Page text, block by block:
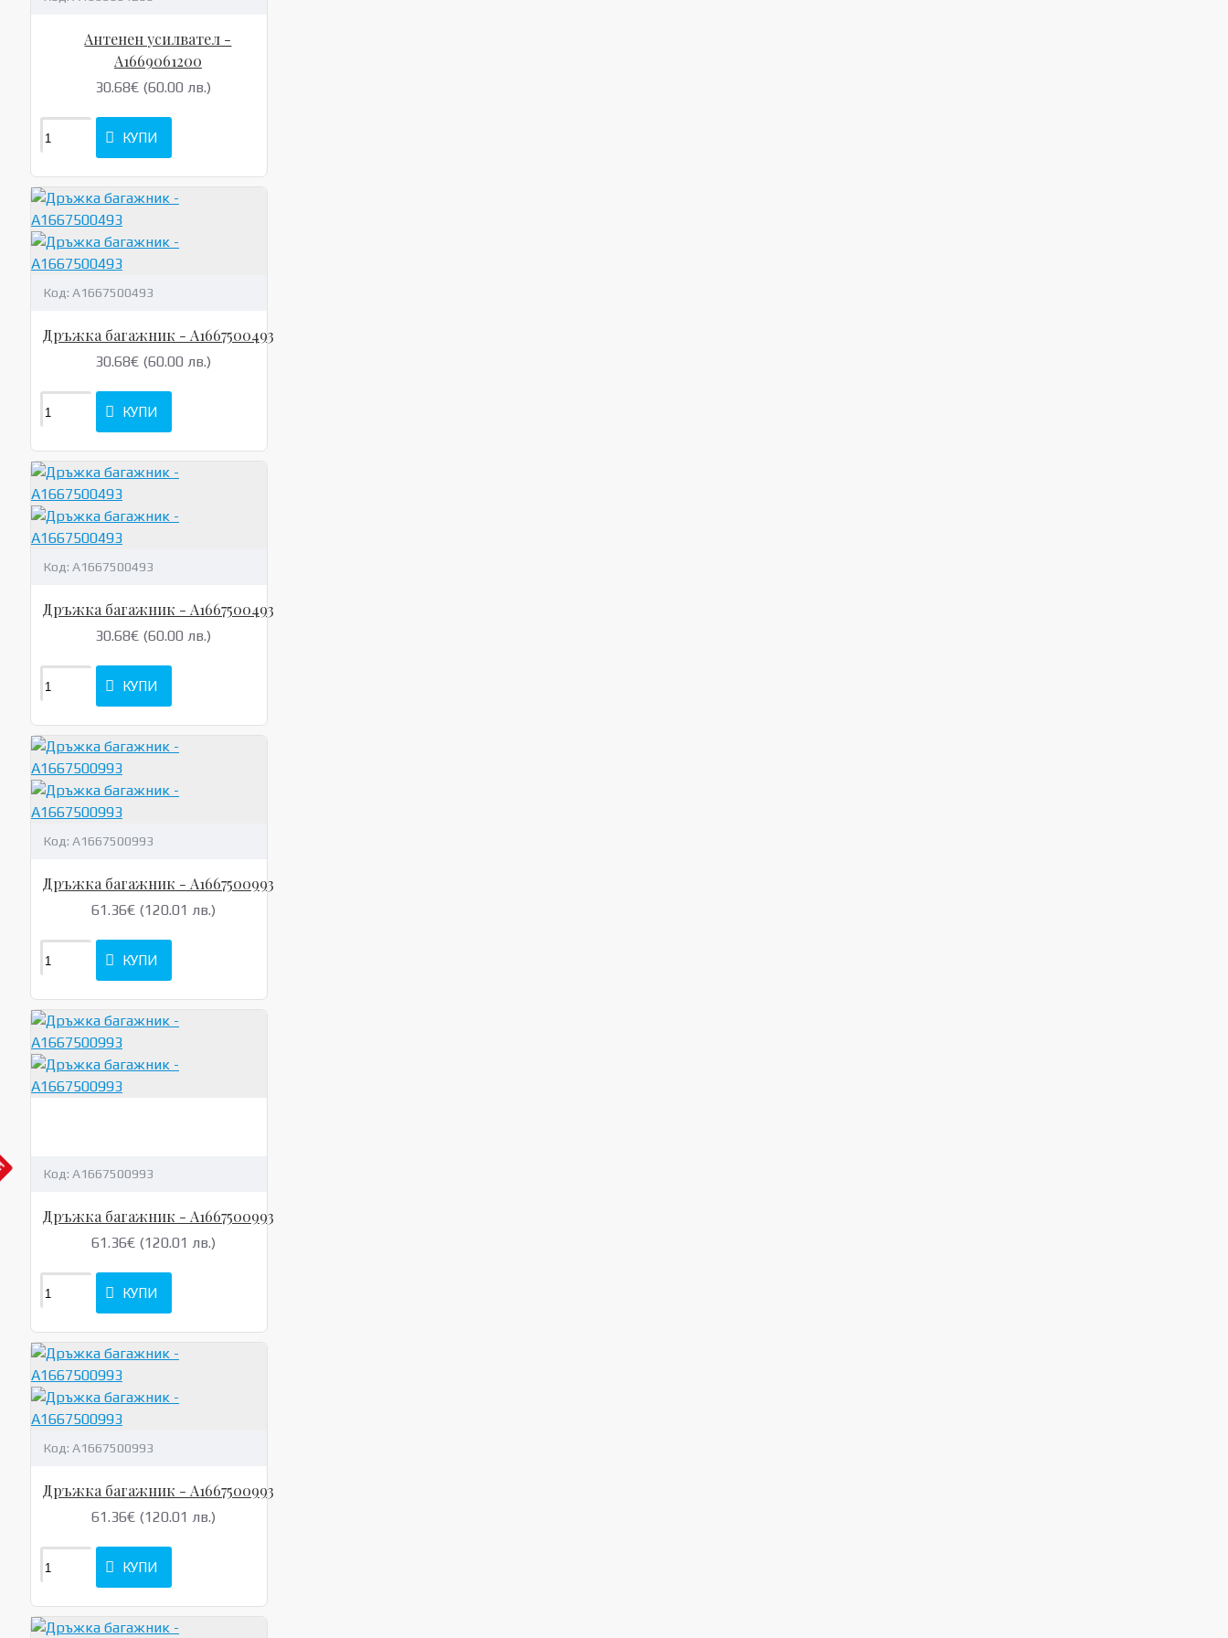
Антенен усилвател -
A1669061200
30.68€ (60.00 лв.)
КУПИ
Код: A1667500493
Дръжка багажник - A1667500493
30.68€ (60.00 лв.)
КУПИ
Код: A1667500493
Дръжка багажник - A1667500493
30.68€ (60.00 лв.)
КУПИ
Код: A1667500993
Дръжка багажник - A1667500993
61.36€ (120.01 лв.)
КУПИ
Код: A1667500993
Дръжка багажник - A1667500993
61.36€ (120.01 лв.)
КУПИ
Код: A1667500993
Дръжка багажник - A1667500993
61.36€ (120.01 лв.)
КУПИ